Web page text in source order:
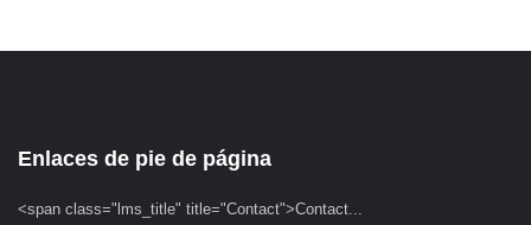
Enlaces de pie de página
<span class="lms_title" title="Contact">Contact...